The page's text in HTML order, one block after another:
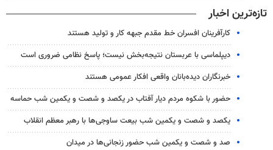
تازه‌ترین اخبار
کارآفرینان افسران خط مقدم جبهه کار و تولید هستند
دیپلماسی با عربستان نتیجه‌بخش نیست؛ پاسخ نظامی ضروری است
خبرنگاران دیده‌بانان واقعی افکار عمومی هستند
حضور با شکوه مردم دیار آفتاب در یکصد و شصت و یکمین شب حماسه
یکصد و شصت و یکمین شب بیعت ساوجی‌ها با رهبر معظم انقلاب
صد و شصت و یکمین شب حضور زنجانی‌ها در میدان